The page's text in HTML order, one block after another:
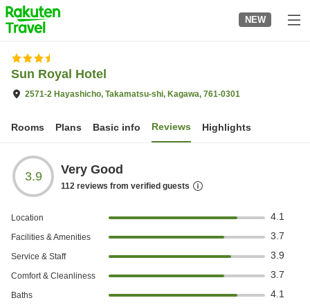
to
top
page
NEW
Sun Royal Hotel
2571-2 Hayashicho, Takamatsu-shi, Kagawa, 761-0301
Rooms Plans Basic info Reviews Highlights
3.9 Very Good
112 reviews from verified guests
Location 4.1
Facilities & Amenities 3.7
Service & Staff 3.9
Comfort & Cleanliness 3.7
Baths 4.1